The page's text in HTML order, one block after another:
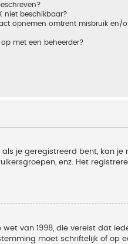
niet beschikbaar?
opnemen omtrent misbruik en/
met een beheerder?
je geregistreerd bent, kan je
enz. Het
wet van 1998, die vereist dat
moet schriftelijk of op